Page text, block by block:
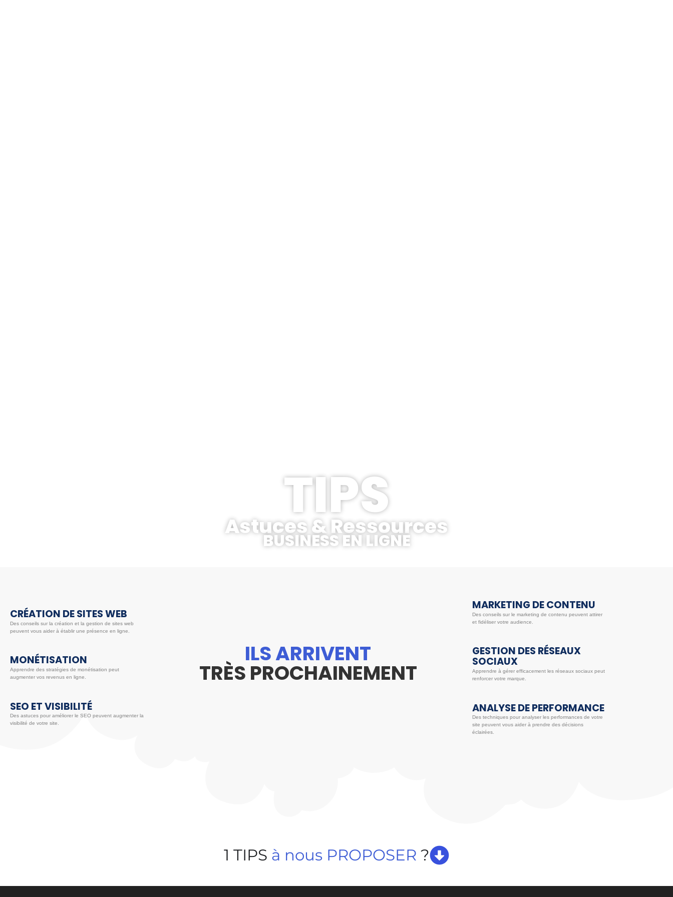
TIPS
Astuces & Ressources
BUSINESS EN LIGNE
CRÉATION DE SITES WEB
Des conseils sur la création et la gestion de sites web
peuvent vous aider à établir une présence en ligne.
MONÉTISATION
Apprendre des stratégies de monétisation peut
augmenter vos revenus en ligne.
SEO ET VISIBILITÉ
Des astuces pour améliorer le SEO peuvent augmenter la
visibilité de votre site.
ILS ARRIVENT
TRÈS PROCHAINEMENT
MARKETING DE CONTENU
Des conseils sur le marketing de contenu peuvent attirer
et fidéliser votre audience.
GESTION DES RÉSEAUX
SOCIAUX
Apprendre à gérer efficacement les réseaux sociaux peut
renforcer votre marque.
ANALYSE DE PERFORMANCE
Des techniques pour analyser les performances de votre
site peuvent vous aider à prendre des décisions
éclairées.
1 TIPS à nous PROPOSER ?